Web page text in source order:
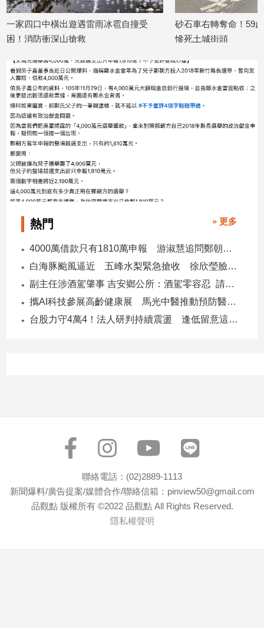
追
星
生
活
建
築/
室
內
設
計
旅
美
食
星
理
消
費
電
四口中橫出遊遇雷雨冰雹自撞受
消防衝深山搶救
砂石車右轉奪命！59歲女
慘死土城街頭
熱門 » 更多
4000萬借款只有1810萬申報 游淑慧追問鄭朝方：2190萬差額去哪了
白海豚颱風逼近 五峰水梨緊急搶收 徐欣瑩臉書急呼「搶救五峰水梨」
副主任涉酒駕肇事 吉安鄉公所：酒駕零容忍 請辭獲准
攜AI科技參展高齡健康展 馬光中醫推動預防醫學迎接長壽新經濟
台股力守4萬4！法人研判持續震盪 逢低留意這些族群
聯絡電話：(02)2889-1113
新聞爆料/廣告提案/媒體合作/聯絡信箱：pinview50@gmail.com
品觀點 版權所有 ©2022 品觀點 All Rights Reserved.
隱私權聲明